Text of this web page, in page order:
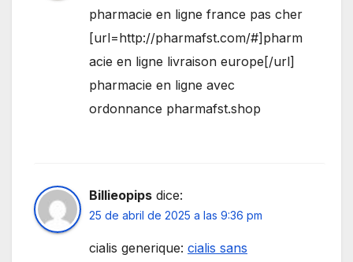
pharmacie en ligne france pas cher
[url=http://pharmafst.com/#]pharm
acie en ligne livraison europe[/url]
pharmacie en ligne avec
ordonnance pharmafst.shop
Billieopips dice:
25 de abril de 2025 a las 9:36 pm
cialis generique: cialis sans